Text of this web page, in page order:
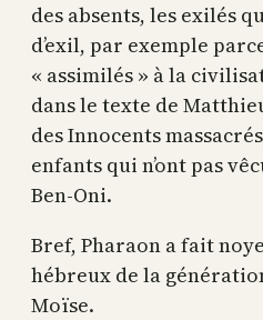
des absents, les exilés
d’exil, par exemple
« assimilés » à la
dans le texte de
des Innocents
enfants qui n’ont pas
Ben-Oni.
Bref, Pharaon a fait
hébreux de la
Moïse.